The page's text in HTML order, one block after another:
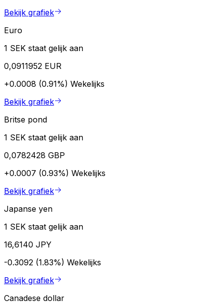
Bekijk grafiek
Euro
1 SEK staat gelijk aan
0,0911952 EUR
+0.0008 (0.91%) Wekelijks
Bekijk grafiek
Britse pond
1 SEK staat gelijk aan
0,0782428 GBP
+0.0007 (0.93%) Wekelijks
Bekijk grafiek
Japanse yen
1 SEK staat gelijk aan
16,6140 JPY
-0.3092 (1.83%) Wekelijks
Bekijk grafiek
Canadese dollar